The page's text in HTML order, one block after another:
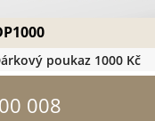
poukaz 1000 Kč
008